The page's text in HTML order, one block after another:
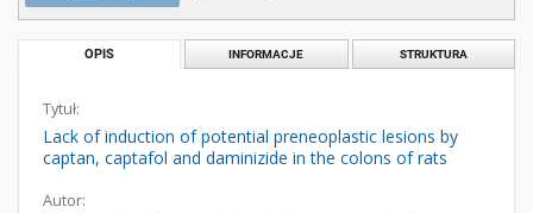
OPIS INFORMACJE STRUKTURA
Tytuł:
Lack of induction of potential preneoplastic lesions by
captan, captafol and daminizide in the colons of rats
Autor: